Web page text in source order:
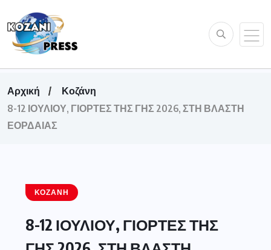
Αρχική
Κοζάνη
8-12 ΙΟΥΛΙΟΥ, ΓΙΟΡΤΕΣ ΤΗΣ ΓΗΣ 2026, ΣΤΗ ΒΛΑΣΤΗ
ΕΟΡΔΑΙΑΣ
ΚΟΖΆΝΗ
8-12 ΙΟΥΛΙΟΥ, ΓΙΟΡΤΕΣ ΤΗΣ